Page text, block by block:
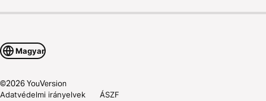
Magyar
©2026YouVersion
Adatvédelmi irányelvek ÁSZF